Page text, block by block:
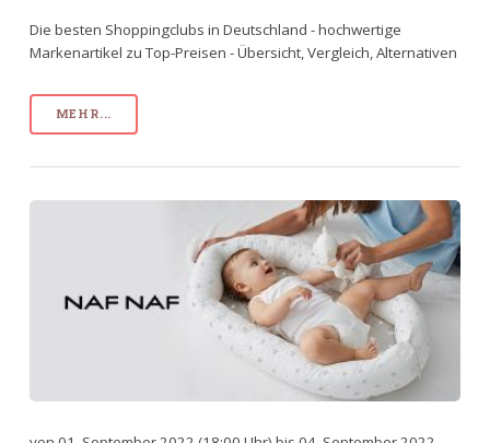
Die besten Shoppingclubs in Deutschland - hochwertige
Markenartikel zu Top-Preisen - Übersicht, Vergleich, Alternativen
MEHR...